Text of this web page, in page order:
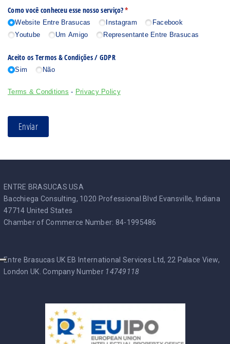
Como você conheceu esse nosso serviço?*
(required)
Website Entre Brasucas Instagram
Facebook
Youtube
Um Amigo Representante Entre Brasucas
Aceito os Termos & Condições /​ GDPR
Sim Não
Terms & Conditions - Privacy Policy
Enviar
ENTRE BRASUCAS USA
Bacchiega Consulting, 1020 Professional Blvd Evansville, Indiana
47714 United States
Chamber of Commerce Number: 84-1995486
Entre Brasucas UK EB International Services Ltd, 22 Palace View,
London UK. Company Number 14749118